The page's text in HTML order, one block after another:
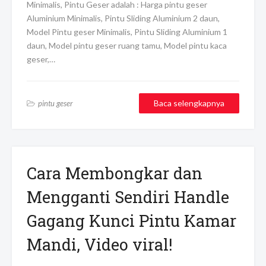
Minimalis, Pintu Geser adalah : Harga pintu geser
Aluminium Minimalis, Pintu Sliding Aluminium 2 daun,
Model Pintu geser Minimalis, Pintu Sliding Aluminium 1
daun, Model pintu geser ruang tamu, Model pintu kaca
geser,…
pintu geser Baca selengkapnya
Cara Membongkar dan
Mengganti Sendiri Handle
Gagang Kunci Pintu Kamar
Mandi, Video viral!